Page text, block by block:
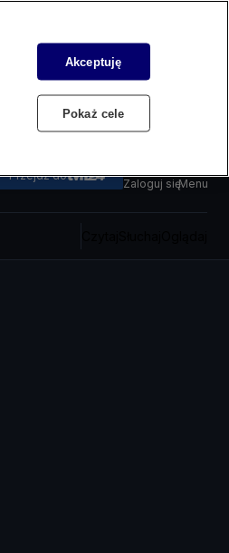
Przejdź do
Zaloguj sięMenu
Akceptuję
Pokaż cele